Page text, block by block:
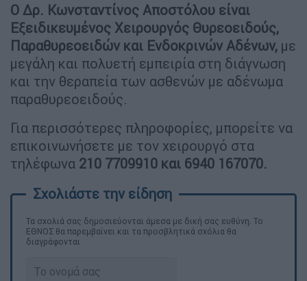
Ο Δρ. Κωνσταντίνος Αποστόλου είναι
Εξειδικευμένος Χειρουργός Θυρεοειδούς,
Παραθυρεοειδών και Ενδοκρινών Αδένων, με
μεγάλη και πολυετή εμπειρία στη διάγνωση
και την θεραπεία των ασθενών με αδένωμα
παραθυρεοειδούς.
Για περισσότερες πληροφορίες, μπορείτε να
επικοινωνήσετε με τον χειρουργό στα
τηλέφωνα 210 7709910 και 6940 167070.
Τα σχολιά σας δημοσιεύονται άμεσα με δική σας ευθύνη. Το
ΕΘΝΟΣ θα παρεμβαίνει και τα προσβλητικά σχόλια θα
διαγράφονται